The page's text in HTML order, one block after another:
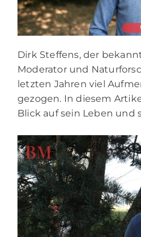
Dirk Steffens, der
Moderator und
letzten Jahren viel
gezogen. In diesem
Blick auf sein Leben und